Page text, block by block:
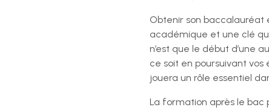
Obtenir son baccalauréat
académique et une clé
n’est que le début d’une
ce soit en poursuivant
jouera un rôle essentiel
La formation après le bac